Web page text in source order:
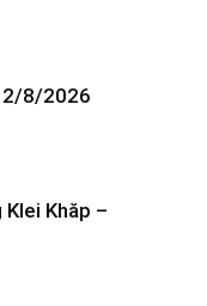
2/8/2026
Klei Khăp –